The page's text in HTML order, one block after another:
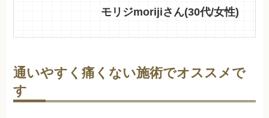
モリジmorijiさん(30代/女性)
通いやすく痛くない施術でオススメで
す